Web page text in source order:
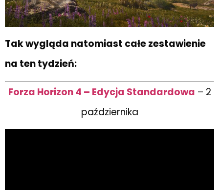
Tak wygląda natomiast całe zestawienie
na ten tydzień:
Forza Horizon 4 – Edycja Standardowa – 2
października